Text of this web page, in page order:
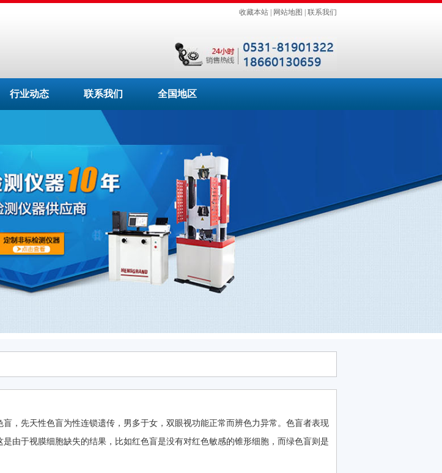
收藏本站 网站地图 联系我们
行业动态 联系我们 全国地区
，先天性色盲为性连锁遗传，男多于女，双眼视功能正常而辨色力异常。色盲者表现
由于视膜细胞缺失的结果，比如红色盲是没有对红色敏感的锥形细胞，而绿色盲则是